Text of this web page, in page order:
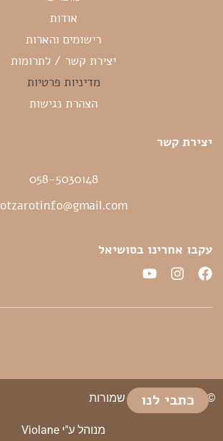
אודות
רישומים והארות
יצירת קשר / לתרומות
מדיניות פרטיות
הצהרת נגישות
יצירת קשר
058-5030148
otzarotinfo@gmail.com
עקבו אחרינו בסושיאל
כתבי לנו © 2026 כל הזכויות שמורות
מנוהל ע"י Violane